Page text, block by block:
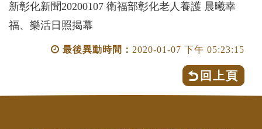
畫
面
新彰化新聞20200107 衛福部彰化老人養護 晨曦幸
福、樂活日照揭幕
最後異動時間： 2020-01-07 下午 05:23:15
回上頁